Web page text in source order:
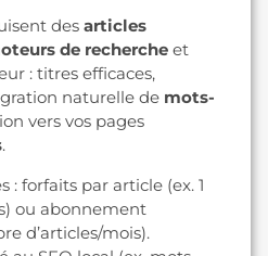
des articles
de recherche et
: titres efficaces,
naturelle de mots-
vers vos pages
.
: forfaits par article (ex. 1
ou abonnement
d’articles/mois).